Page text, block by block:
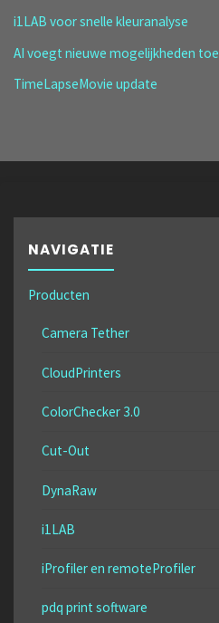
i1LAB voor snelle kleuranalyse
AI voegt nieuwe mogelijkheden toe
TimeLapseMovie update
NAVIGATIE
Producten
Camera Tether
CloudPrinters
ColorChecker 3.0
Cut-Out
DynaRaw
i1LAB
iProfiler en remoteProfiler
pdq print software